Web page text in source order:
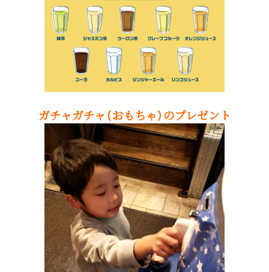
ガチャガチャ（おもちゃ）のプレゼント